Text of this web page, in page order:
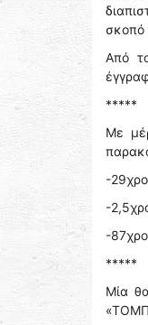
σκοπό
Από
*****
Με
-
-
-
*****
Μία